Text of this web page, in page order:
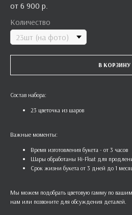
6 900 р.
Количество
В КОРЗИНУ
Состав набора:
23 цветочка из шаров
Важные моменты:
Время изготовления букета - от 3 часов
Шары обработаны Hi-Float для
Срок жизни букета от 3 дней до 1
Мы можем подобрать цветовую гамму по
нам или позвоните для обсуждения деталей.